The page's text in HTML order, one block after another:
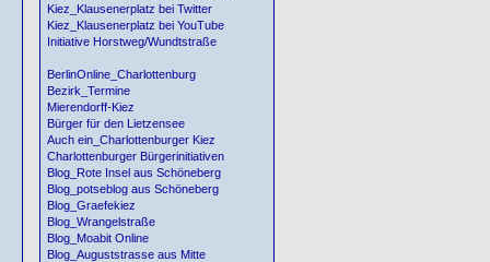
Kiez_Klausenerplatz bei Twitter
Kiez_Klausenerplatz bei YouTube
Initiative Horstweg/Wundtstraße
BerlinOnline_Charlottenburg
Bezirk_Termine
Mierendorff-Kiez
Bürger für den Lietzensee
Auch ein_Charlottenburger Kiez
Charlottenburger Bürgerinitiativen
Blog_Rote Insel aus Schöneberg
Blog_potseblog aus Schöneberg
Blog_Graefekiez
Blog_Wrangelstraße
Blog_Moabit Online
Blog_Auguststrasse aus Mitte